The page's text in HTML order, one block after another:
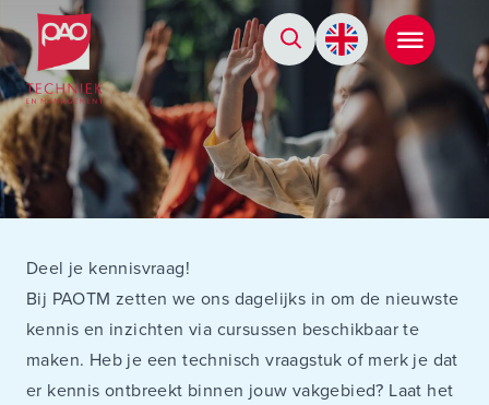
Postacademische cursussen, leergangen en opleidingen
Deel je kennisvraag!
Bij PAOTM zetten we ons dagelijks in om de nieuwste
kennis en inzichten via cursussen beschikbaar te
maken. Heb je een technisch vraagstuk of merk je dat
er kennis ontbreekt binnen jouw vakgebied? Laat het